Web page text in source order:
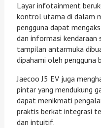
Layar infotainment
kontrol utama di dalam
pengguna dapat
dan informasi kendaraan
tampilan antarmuka
dipahami oleh pengguna
Jaecoo J5 EV juga
pintar yang mendukung
dapat menikmati
praktis berkat integrasi
dan intuitif.